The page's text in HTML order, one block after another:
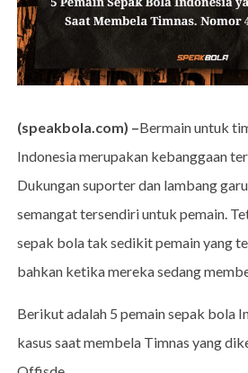
(speakbola.com) –Bermain untuk
Indonesia merupakan kebanggaan
Dukungan suporter dan lambang
semangat tersendiri untuk pemain.
sepak bola tak sedikit pemain yang
bahkan ketika mereka sedang
Berikut adalah 5 pemain sepak bola
kasus saat membela Timnas yang